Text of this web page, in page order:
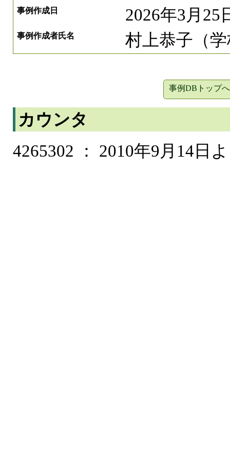
事例作成日 2026年3月25
事例作成者氏名 村上恭子（
事例DBトップへ
カウンタ
4265302 ： 2010年9月14日